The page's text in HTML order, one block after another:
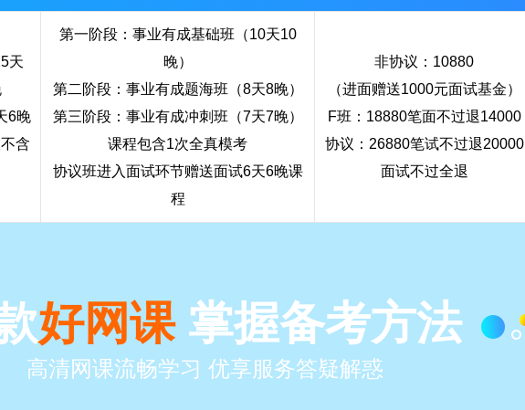
天
6晚
含
第一阶段：事业有成基础班（10天10
晚）
第二阶段：事业有成题海班（8天8晚）
第三阶段：事业有成冲刺班（7天7晚）
课程包含1次全真模考
协议班进入面试环节赠送面试6天6晚课
程
非协议：10880
（进面赠送1000元面试基金）
F班：18880笔面不过退14000
协议：26880笔试不过退20000
面试不过全退
好网课掌握备考方法
高清网课流畅学习 优享服务答疑解惑